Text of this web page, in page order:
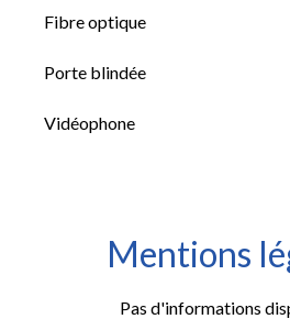
Fibre optique
Porte blindée
Vidéophone
Mentions
Pas d'informations